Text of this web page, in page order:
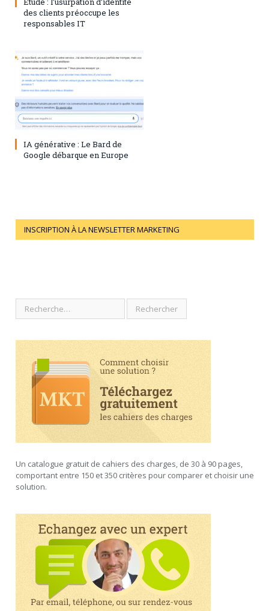
des clients préoccupe les
responsables IT
28 juillet 2023 0
IA générative : Le Bard de
Google débarque en Europe
INSCRIPTION À LA NEWSLETTER MARKETING
Un catalogue gratuit de cahiers des charges, de 30 à 90 pages,
comportant entre 150 et 350 critères pour comparer et choisir une
solution.